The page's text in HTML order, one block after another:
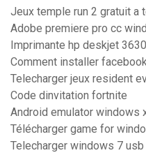
Jeux temple run 2 gratuit a
Adobe premiere pro cc
Imprimante hp deskjet
Comment installer
Telecharger jeux resident
Code dinvitation fortnite
Android emulator windows
Télécharger game for
Telecharger windows 7